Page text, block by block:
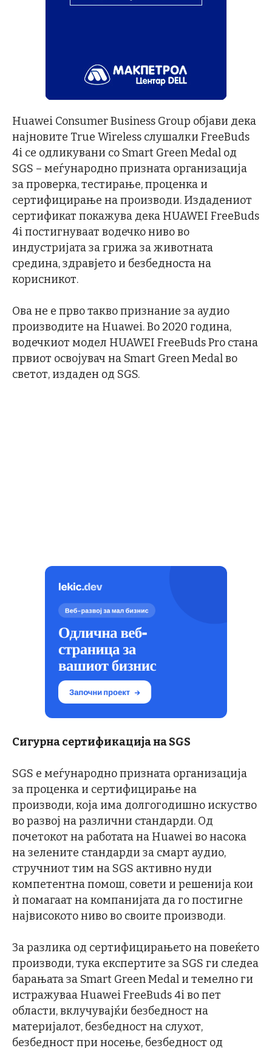
Huawei Consumer Business Group објави дека
најновите True Wireless слушалки FreeBuds
4i се одликувани со Smart Green Medal од
SGS – меѓународно призната организација
за проверка, тестирање, проценка и
сертифицирање на производи. Издадениот
сертификат покажува дека HUAWEI FreeBuds
4i постигнуваат водечко ниво во
индустријата за грижа за животната
средина, здравјето и безбедноста на
корисникот.
Ова не е прво такво признание за аудио
производите на Huawei. Во 2020 година,
водечкиот модел HUAWEI FreeBuds Pro стана
првиот освојувач на Smart Green Medal во
светот, издаден од SGS.
Сигурна сертификација на SGS
SGS е меѓународно призната организација
за проценка и сертифицирање на
производи, која има долгогодишно искуство
во развој на различни стандарди. Од
почетокот на работата на Huawei во насока
на зелените стандарди за смарт аудио,
стручниот тим на SGS активно нуди
компетентна помош, совети и решенија кои
ѝ помагаат на компанијата да го постигне
највисокото ниво во своите производи.
За разлика од сертифицирањето на повеќето
производи, тука експертите за SGS ги следеа
барањата за Smart Green Medal и темелно ги
истражуваа Huawei FreeBuds 4i во пет
области, вклучувајќи безбедност на
материјалот, безбедност на слухот,
безбедност при носење, безбедност од